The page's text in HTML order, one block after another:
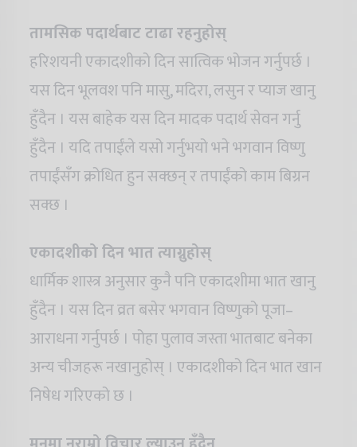
तामसिक पदार्थबाट टाढा रहनुहोस्
हरिशयनी एकादशीको दिन सात्विक भोजन गर्नुपर्छ ।
यस दिन भूलवश पनि मासु, मदिरा, लसुन र प्याज खानु
हुँदैन । यस बाहेक यस दिन मादक पदार्थ सेवन गर्नु
हुँदैन । यदि तपाईंले यसो गर्नुभयो भने भगवान विष्णु
तपाईंसँग क्रोधित हुन सक्छन् र तपाईंको काम बिग्रन
सक्छ ।
एकादशीको दिन भात त्याग्नुहोस्
धार्मिक शास्त्र अनुसार कुनै पनि एकादशीमा भात खानु
हुँदैन । यस दिन व्रत बसेर भगवान विष्णुको पूजा–
आराधना गर्नुपर्छ । पोहा पुलाव जस्ता भातबाट बनेका
अन्य चीजहरू नखानुहोस् । एकादशीको दिन भात खान
निषेध गरिएको छ ।